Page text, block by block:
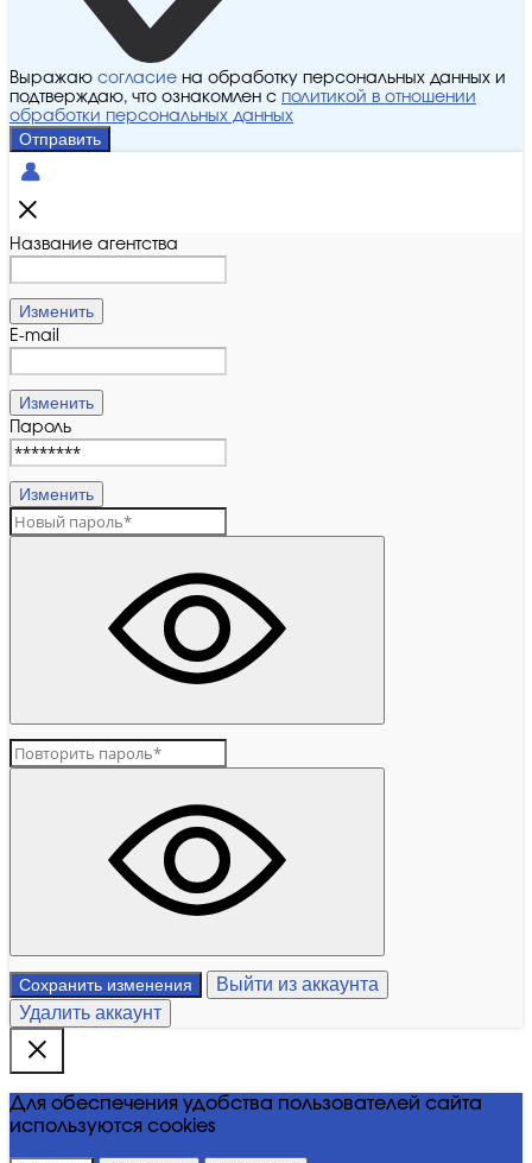
Выражаю согласие на обработку персональных данных и
подтверждаю, что ознакомлен с политикой в отношении
обработки персональных данных
Отправить
Название агентства
Изменить
E-mail
Изменить
Пароль
Изменить
Сохранить изменения
Выйти из аккаунта
Удалить аккаунт
Для обеспечения удобства пользователей сайта
используются cookies